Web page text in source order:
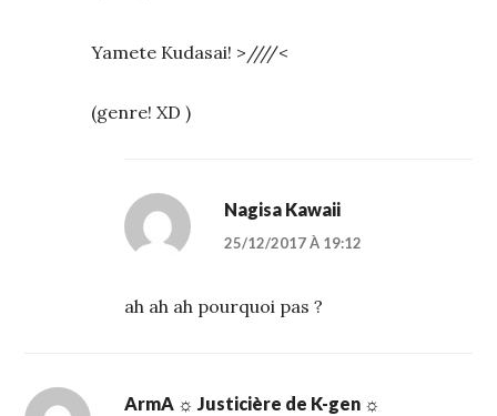
Yamete Kudasai! >////<
(genre! XD )
Nagisa Kawaii
25/12/2017 À 19:12
ah ah ah pourquoi pas ?
ArmA ☼ Justicière de K-gen ☼